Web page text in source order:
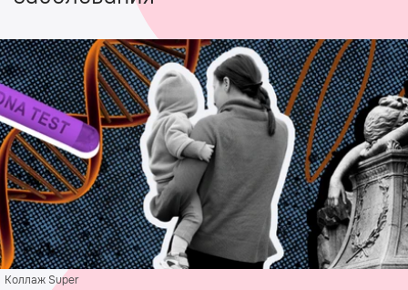
Коллаж Super